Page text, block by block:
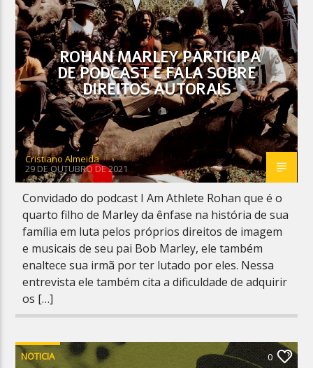
ROHAN MARLEY PARTICIPA
DE PODCAST E FALA SOBRE
DIREITOS AUTORAIS
Cristiano Almeida
29 DE OUTUBRO DE 2021
Convidado do podcast I Am Athlete Rohan que é o
quarto filho de Marley da ênfase na história de sua
família em luta pelos próprios direitos de imagem
e musicais de seu pai Bob Marley, ele também
enaltece sua irmã por ter lutado por eles. Nessa
entrevista ele também cita a dificuldade de adquirir
os […]
NOTICIA 0